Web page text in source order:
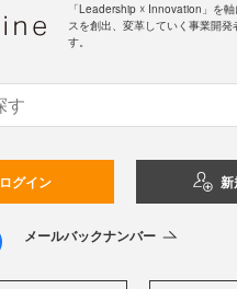
「Leadership ☓ Innovation」を
スを創出、変革していく事業開
す。
ログイン 新
メールバックナンバー